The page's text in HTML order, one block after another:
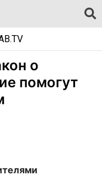
о
помогут